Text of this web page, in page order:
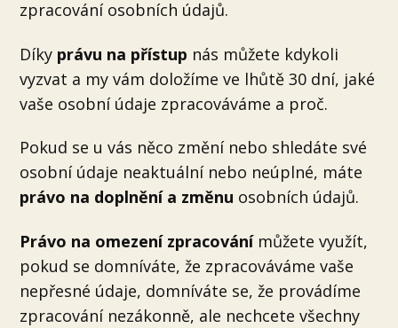
zpracování osobních údajů.
Díky právu na přístup nás můžete kdykoli
vyzvat a my vám doložíme ve lhůtě 30 dní, jaké
vaše osobní údaje zpracováváme a proč.
Pokud se u vás něco změní nebo shledáte své
osobní údaje neaktuální nebo neúplné, máte
právo na doplnění a změnu osobních údajů.
Právo na omezení zpracovánímůžete využít,
pokud se domníváte, že zpracováváme vaše
nepřesné údaje, domníváte se, že provádíme
zpracování nezákonně, ale nechcete všechny